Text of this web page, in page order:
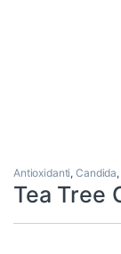
Antioxidanti,Candida,
Tea Tree